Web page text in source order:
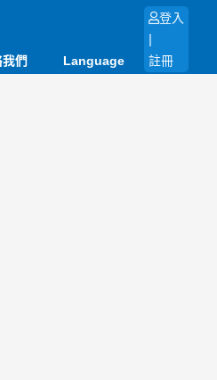
們 Language
登入
|
註冊